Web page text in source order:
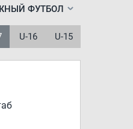
U-15
U-16
ФУТБОЛ